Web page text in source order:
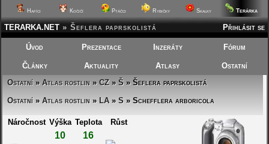
Hafíci Kočičí Ptáčci Rybičky Skalky Terárka
Přihlásit se
TERARKA.NET » Šeflera paprskolistá
Úvod Prezentace Inzeráty Fórum
Články Aktuality Atlasy
Ostatní
Ostatní» Atlas rostlin» CZ» Š» Šeflera paprskolistá
Ostatní» Atlas rostlin» LA» S» Schefflera arboricola
Náročnost Výška Teplota Růst
10 16